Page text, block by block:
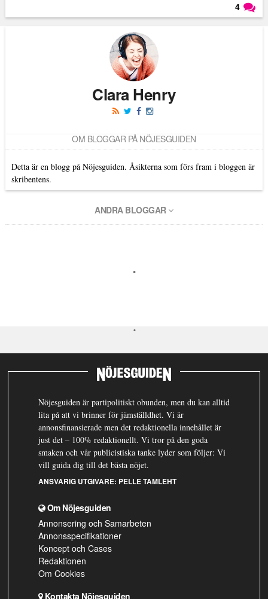
4
Clara Henry
OM BLOGGAR PÅ NÖJESGUIDEN
Detta är en blogg på Nöjesguiden. Åsikterna som förs fram i bloggen är
skribentens.
ANDRA BLOGGAR
Nöjesguiden är partipolitiskt obunden, men du kan alltid
lita på att vi brinner för jämställdhet. Vi är
annonsfinansierade men det redaktionella innehållet är
just det – 100% redaktionellt. Vi tror på den goda
smaken och vår publicistiska tanke lyder som följer: Vi
vill guida dig till det bästa nöjet.
ANSVARIG UTGIVARE: PELLE TAMLEHT
Om Nöjesguiden
Annonsering och Samarbeten
Annonsspecifikationer
Koncept och Cases
Redaktionen
Om Cookies
Kontakta Nöjesguiden